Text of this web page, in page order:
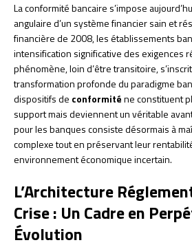
La conformité bancaire s’impose
angulaire d’un système financier sain et
financière de 2008, les établissements
intensification significative des exigences
phénomène, loin d’être transitoire,
transformation profonde du paradigme
dispositifs de conformiténe constituent
support mais deviennent un véritable
pour les banques consiste désormais à
complexe tout en préservant leur
environnement économique incertain.
L’Architecture
Crise : Un Cadre en
Évolution